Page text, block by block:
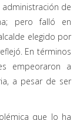
administración de
pero falló en
elegido por
En términos
empeoraron a
a pesar de ser
que lo ha